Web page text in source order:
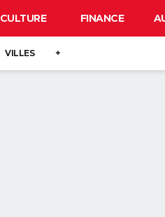
CULTURE FINANCE
VILLES +